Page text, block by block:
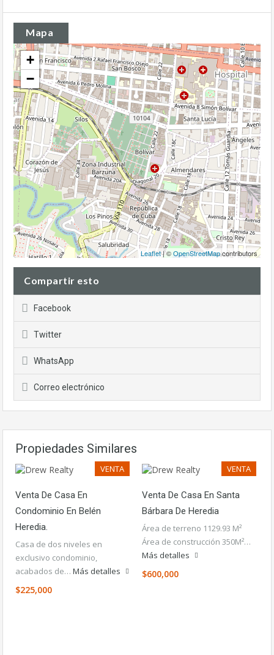
Mapa
+
−
Leaflet| ©OpenStreetMapcontributors
Compartir esto
Facebook
Twitter
WhatsApp
Correo electrónico
Propiedades Similares
VENTA
Venta De Casa En
Condominio En Belén
Heredia.
Casa de dos niveles en
exclusivo condominio,
acabados de… Más detalles
$225,000
VENTA
Venta De Casa En Santa
Bárbara De Heredia
Área de terreno 1129.93 M²
Área de construcción 350M²…
Más detalles
$600,000